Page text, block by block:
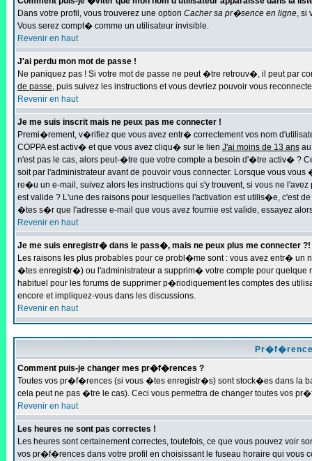
Dans votre profil, vous trouverez une option Cacher sa pr�sence en ligne, si
Vous serez compt� comme un utilisateur invisible.
Revenir en haut
J'ai perdu mon mot de passe !
Ne paniquez pas ! Si votre mot de passe ne peut �tre retrouv�, il peut par
de passe, puis suivez les instructions et vous devriez pouvoir vous
Revenir en haut
Je me suis inscrit mais ne peux pas me connecter !
Premi�rement, v�rifiez que vous avez entr� correctement vos nom
COPPA est activ� et que vous avez cliqu� sur le lien J'ai moins de 13 ans
n'est pas le cas, alors peut-�tre que votre compte a besoin d'�tre activ� ?
soit par l'administrateur avant de pouvoir vous connecter. Lorsque vous
re�u un e-mail, suivez alors les instructions qui s'y trouvent, si vous ne
est valide ? L'une des raisons pour lesquelles l'activation est utilis�e, c'est
�tes s�r que l'adresse e-mail que vous avez fournie est valide, essayez
Revenir en haut
Je me suis enregistr� dans le pass�, mais ne peux plus me connecter ?!
Les raisons les plus probables pour ce probl�me sont : vous avez entr�
�tes enregistr�) ou l'administrateur a supprim� votre compte pour quelque
habituel pour les forums de supprimer p�riodiquement les comptes des
encore et impliquez-vous dans les discussions.
Revenir en haut
Comment puis-je changer mes pr�f�rences ?
Toutes vos pr�f�rences (si vous �tes enregistr�s) sont stock�es dans la
cela peut ne pas �tre le cas). Ceci vous permettra de changer toutes vos
Revenir en haut
Les heures ne sont pas correctes !
Les heures sont certainement correctes, toutefois, ce que vous pouvez voir
vos pr�f�rences dans votre profil en choisissant le fuseau horaire qui vous